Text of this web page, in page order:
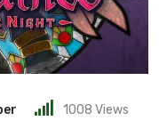
1008 Views